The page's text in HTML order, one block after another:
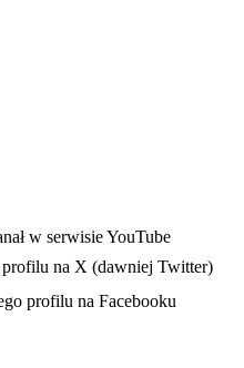
karcie
w serwisie YouTube
profilu na X (dawniej Twitter)
karcie
profilu na Facebooku